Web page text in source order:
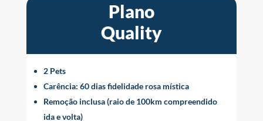
Plano
Quality
2 Pets
Carência: 60 dias fidelidade rosa mística
Remoção inclusa (raio de 100km compreendido
ida e volta)